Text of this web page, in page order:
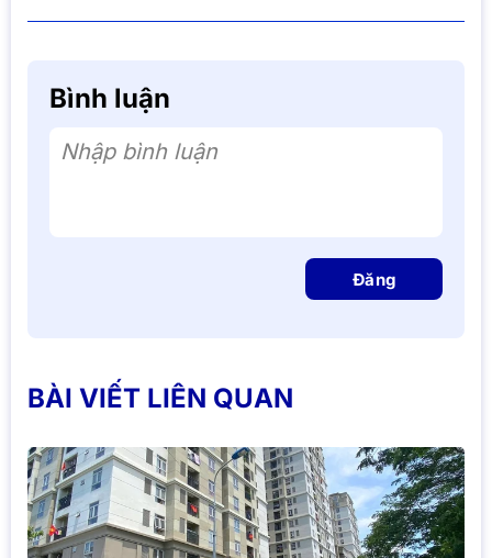
Bình luận
Nhập bình luận
Đăng
BÀI VIẾT LIÊN QUAN